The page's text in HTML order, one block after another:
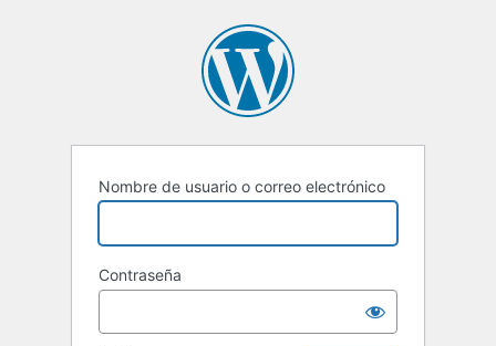
Nombre de usuario o correo electrónico
Contraseña